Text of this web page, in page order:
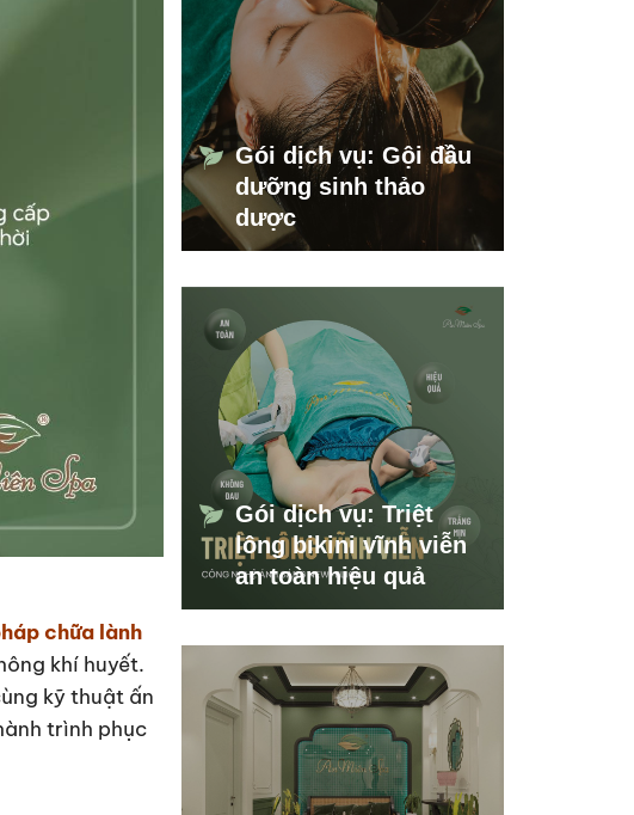
chữa lành
khí huyết.
kỹ thuật ấn
trình phục
Gói dịch vụ: Gội đầu
dưỡng sinh thảo
dược
Gói dịch vụ: Triệt
lông bikini vĩnh viễn
an toàn hiệu quả